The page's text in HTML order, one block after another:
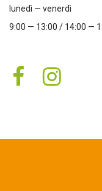
lunedì — venerdì
9:00 — 13:00 / 14:00 —